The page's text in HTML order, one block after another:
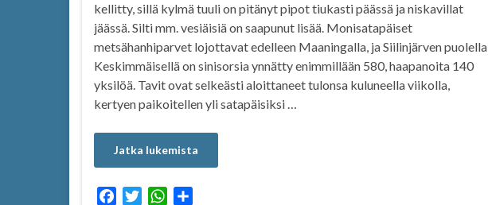
kellitty, sillä kylmä tuuli on pitänyt pipot tiukasti päässä ja niskavillat
jäässä. Silti mm. vesiäisiä on saapunut lisää. Monisatapäiset
metsähanhiparvet lojottavat edelleen Maaningalla, ja Siilinjärven puolella
Keskimmäisellä on sinisorsia ynnätty enimmillään 580, haapanoita 140
yksilöä. Tavit ovat selkeästi aloittaneet tulonsa kuluneella viikolla,
kertyen paikoitellen yli satapäisiksi …
Jatka lukemista
W